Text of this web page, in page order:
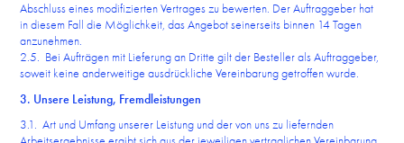
Abschluss eines modifizierten Vertrages zu bewerten. Der Auftraggeber hat
in diesem Fall die Möglichkeit, das Angebot seinerseits binnen 14 Tagen
anzunehmen.
2.5. Bei Aufträgen mit Lieferung an Dritte gilt der Besteller als Auftraggeber,
soweit keine anderweitige ausdrückliche Vereinbarung getroffen wurde.
3. Unsere Leistung, Fremdleistungen
3.1. Art und Umfang unserer Leistung und der von uns zu liefernden